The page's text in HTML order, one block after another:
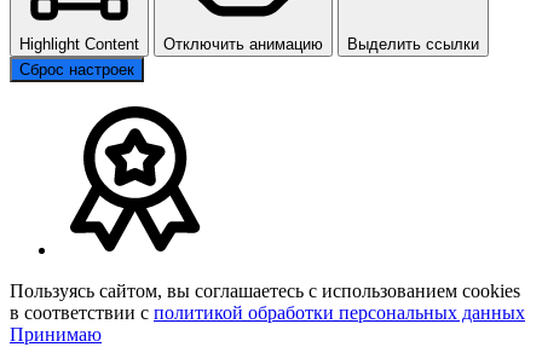
Highlight Content Отключить анимацию
Выделить ссылки
Сброс настроек
Пользуясь сайтом, вы соглашаетесь с использованием cookies
в соответствии с политикой обработки персональных данных
Принимаю